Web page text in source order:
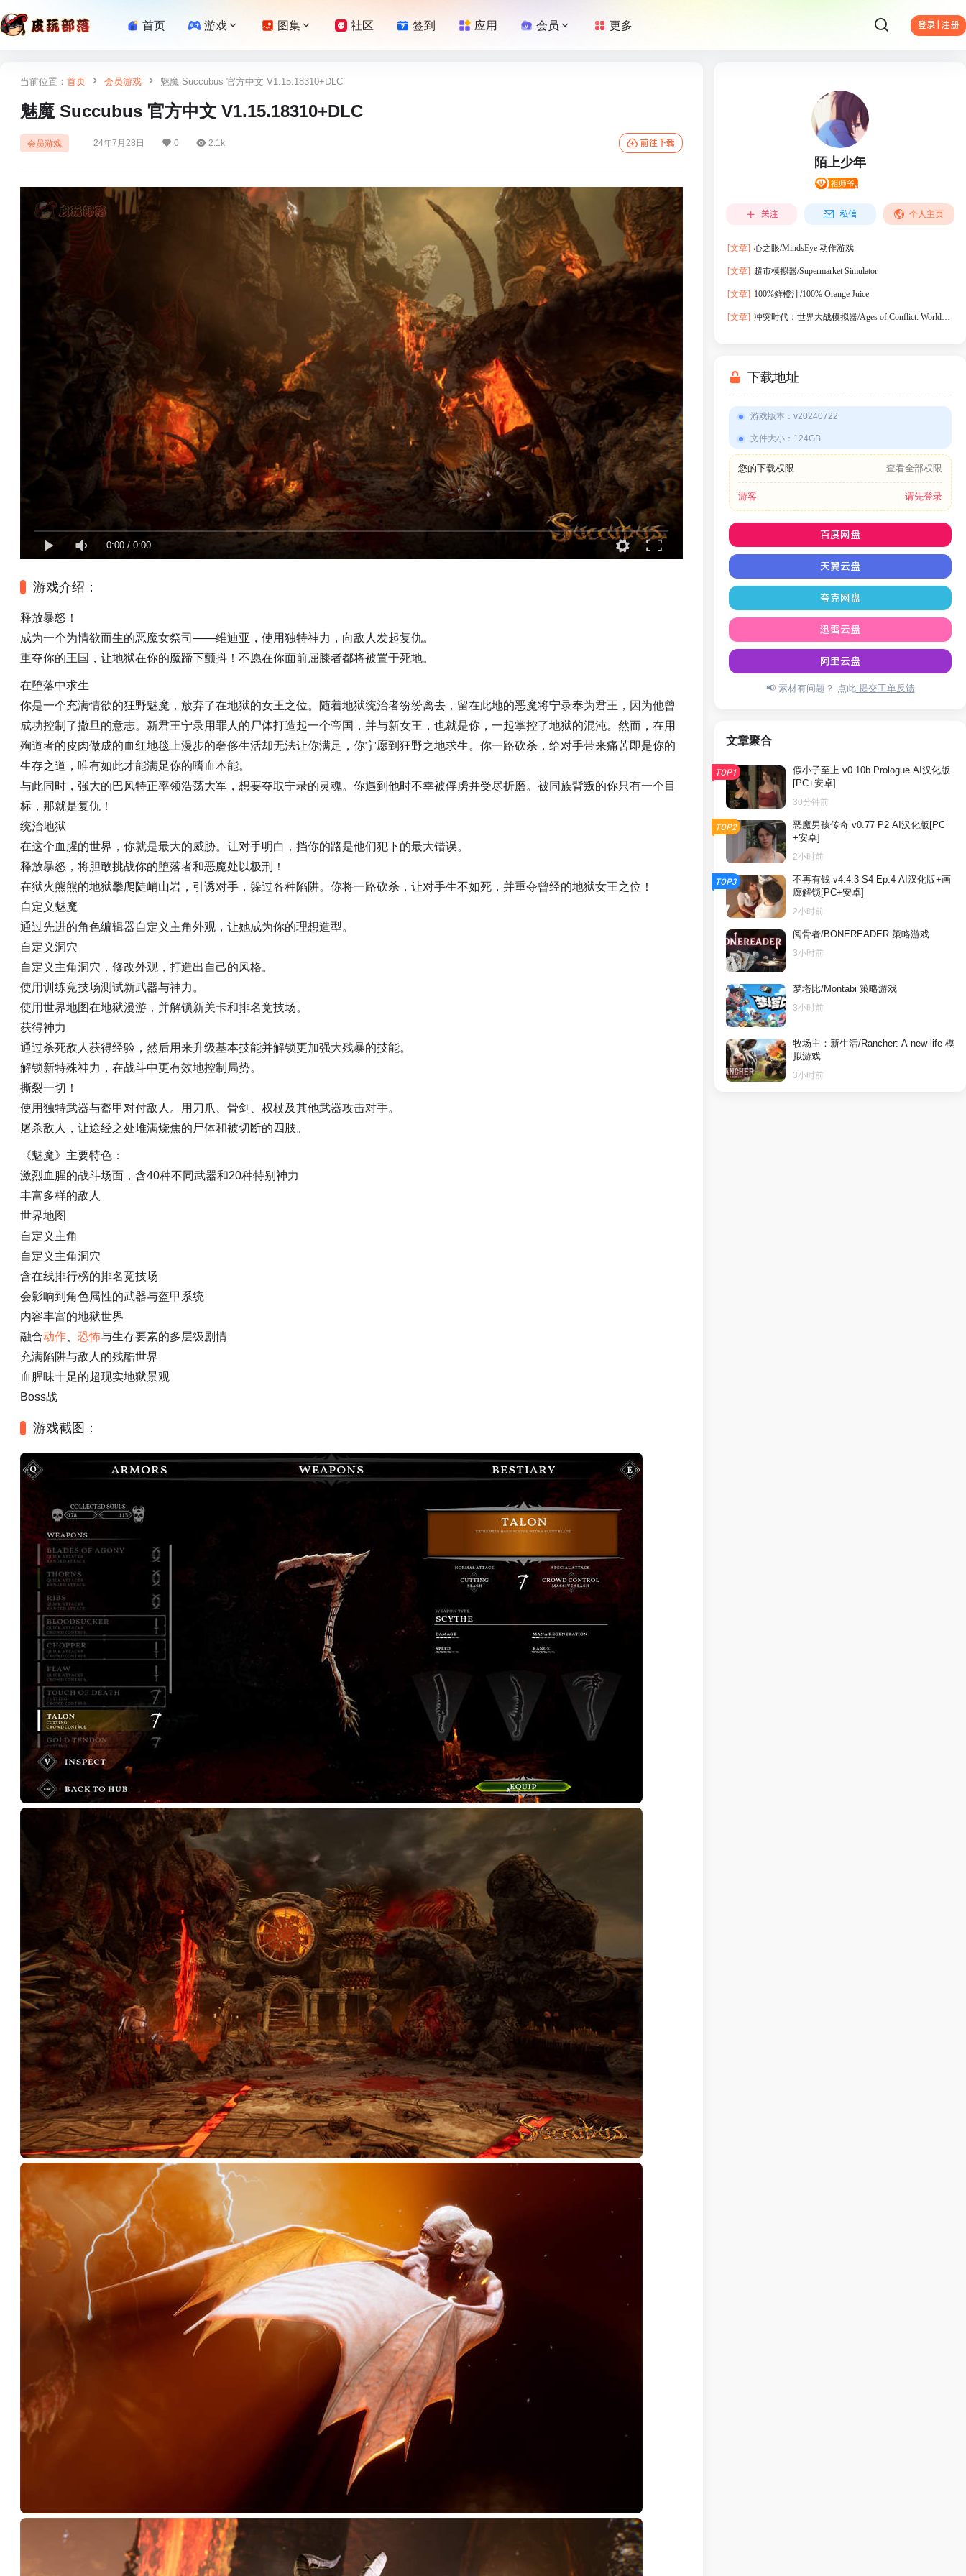
登录 | 注册
首页 游戏 图集 社区 签到 应用 会员 更多
当前位置： 首页 会员游戏 魅魔 Succubus 官方中文 V1.15.18310+DLC
魅魔 Succubus 官方中文 V1.15.18310+DLC
会员游戏 24年7月28日 0 2.1k 前往下载
0:00 / 0:00
游戏介绍：
释放暴怒！
成为一个为情欲而生的恶魔女祭司——维迪亚，使用独特神力，向敌人发起复仇。
重夺你的王国，让地狱在你的魔蹄下颤抖！不愿在你面前屈膝者都将被置于死地。
在堕落中求生
你是一个充满情欲的狂野魅魔，放弃了在地狱的女王之位。随着地狱统治者纷纷离去，留在此地的恶魔将宁录奉为君王，因为他曾
成功控制了撒旦的意志。新君王宁录用罪人的尸体打造起一个帝国，并与新女王，也就是你，一起掌控了地狱的混沌。然而，在用
殉道者的皮肉做成的血红地毯上漫步的奢侈生活却无法让你满足，你宁愿到狂野之地求生。你一路砍杀，给对手带来痛苦即是你的
生存之道，唯有如此才能满足你的嗜血本能。
与此同时，强大的巴风特正率领浩荡大军，想要夺取宁录的灵魂。你遇到他时不幸被俘虏并受尽折磨。被同族背叛的你只有一个目
标，那就是复仇！
统治地狱
在这个血腥的世界，你就是最大的威胁。让对手明白，挡你的路是他们犯下的最大错误。
释放暴怒，将胆敢挑战你的堕落者和恶魔处以极刑！
在狱火熊熊的地狱攀爬陡峭山岩，引诱对手，躲过各种陷阱。你将一路砍杀，让对手生不如死，并重夺曾经的地狱女王之位！
自定义魅魔
通过先进的角色编辑器自定义主角外观，让她成为你的理想造型。
自定义洞穴
自定义主角洞穴，修改外观，打造出自己的风格。
使用训练竞技场测试新武器与神力。
使用世界地图在地狱漫游，并解锁新关卡和排名竞技场。
获得神力
通过杀死敌人获得经验，然后用来升级基本技能并解锁更加强大残暴的技能。
解锁新特殊神力，在战斗中更有效地控制局势。
撕裂一切！
使用独特武器与盔甲对付敌人。用刀爪、骨剑、权杖及其他武器攻击对手。
屠杀敌人，让途经之处堆满烧焦的尸体和被切断的四肢。
《魅魔》主要特色：
激烈血腥的战斗场面，含40种不同武器和20种特别神力
丰富多样的敌人
世界地图
自定义主角
自定义主角洞穴
含在线排行榜的排名竞技场
会影响到角色属性的武器与盔甲系统
内容丰富的地狱世界
融合动作 恐怖与生存要素的多层级剧情
充满陷阱与敌人的残酷世界
血腥味十足的超现实地狱景观
Boss战
游戏截图：
陌上少年
关注 私信 个人主页
[文章] 心之眼/MindsEye 动作‎游戏
[文章] 超市模拟器/Supermarket Simulator
[文章] 100%鲜橙汁/100% Orange Juice
[文章] 冲突时代：世界大战模拟器/Ages of Conflict: World
下载地址
游戏版本 ： v20240722
文件大小 ： 124GB
您的下载权限 查看全部权限
游客 请先登录
百度网盘
天翼云盘
夸克网盘
迅雷云盘
阿里云盘
📢 素材有问题？ 点此提交工单反馈
文章聚合
TOP1
假小子至上 v0.10b Prologue AI汉化版
[PC+安卓]
30分钟前
TOP2
恶魔男孩传奇 v0.77 P2 AI汉化版[PC
+安卓]
2小时前
TOP3
不再有钱 v4.4.3 S4 Ep.4 AI汉化版+画
廊解锁[PC+安卓]
2小时前
阅骨者/BONEREADER 策略游戏
3小时前
梦塔比/Montabi 策略游戏
3小时前
牧场主：新生活/Rancher: A new life 模
拟游戏
3小时前